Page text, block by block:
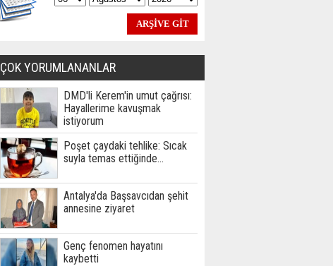
ÇOK YORUMLANANLAR
DMD'li Kerem'in umut çağrısı:
Hayallerime kavuşmak
istiyorum
Poşet çaydaki tehlike: Sıcak
suyla temas ettiğinde...
Antalya'da Başsavcıdan şehit
annesine ziyaret
Genç fenomen hayatını
kaybetti